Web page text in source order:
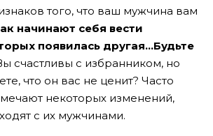
того, что ваш мужчина вам
начинают себя вести
появилась другая…Будьте
счастливы с избранником, но
что он вас не ценит? Часто
некоторых изменений,
с их мужчинами.